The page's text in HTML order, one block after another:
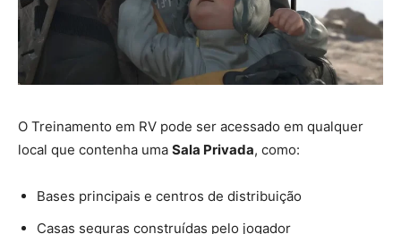
O Treinamento em RV pode ser acessado em qualquer
local que contenha uma Sala Privada, como:
Bases principais e centros de distribuição
Casas seguras construídas pelo jogador